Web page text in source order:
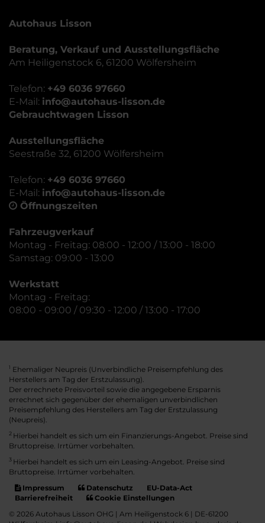
Autohaus Lisson
Beratung, Verkauf und Ausstellungsfläche
Am Heiligenstock 6, 61200 Wölfersheim
Telefon: +49 6036 97660
E-Mail: info@autohaus-lisson.de
Gebrauchtwagen Lisson
Ausstellungsfläche
Seestraße 32, 61200 Wölfersheim
Telefon: +49 6036 97660
E-Mail: info@autohaus-lisson.de
Öffnungszeiten
Fahrzeugverkauf
Montag - Freitag: 08:00 - 12:00 / 13:00 - 18:00
Samstag: 09:00 - 13:00
Werkstatt
Montag - Freitag:
08:00 - 09:00 / 09:30 - 12:00 / 13:00 - 17:00
1
Ehemaliger Neupreis (Unverbindliche Preisempfehlung des
Herstellers am Tag der Erstzulassung).
Der errechnete Preisvorteil sowie die angegebene Ersparnis
errechnet sich gegenüber der ehemaligen unverbindlichen
Preisempfehlung des Herstellers am Tag der Erstzulassung
(Neupreis).
2 Hierbei handelt es sich um ein Finanzierungs-Angebot. Preise sind
Bruttopreise. Irrtümer vorbehalten.
3 Hierbei handelt es sich um ein Leasing-Angebot. Preise sind
Bruttopreise. Irrtümer vorbehalten.
Impressum
Datenschutz
EU-Data-Act
Barrierefreiheit
Cookie Einstellungen
© 2026 Autohaus Lisson OHG | Am Heiligenstock 6 | DE-61200